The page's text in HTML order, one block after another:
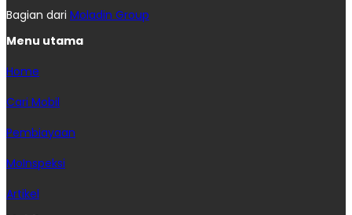
Bagian dari Moladin Group
Menu utama
Home
Cari Mobil
Pembiayaan
MoInspeksi
Artikel